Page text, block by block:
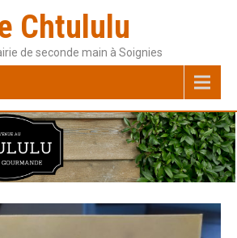
Chtululu
de seconde main à Soignies